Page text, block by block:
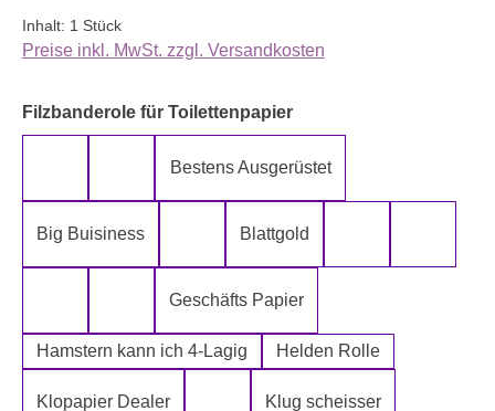
Inhalt: 1 Stück
Preise inkl. MwSt. zzgl. Versandkosten
Filzbanderole für Toilettenpapierauswählen
5-Lagig ich kann´s mir leisten
Alter spielt keine Rolle
Bestens Ausgerüstet
Big Buisiness
Bitte bleiben sie während der
Blattgold
Fugen Reiniger
Fürn Arsch
Geschäfts Papier
Hamstern kann ich 4-Lagig Helden Rolle
Klopapier Dealer Klug scheisser